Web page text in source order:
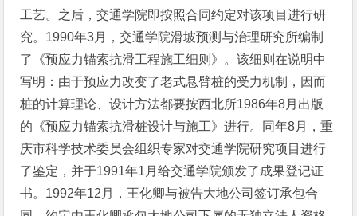
工艺。之后，交通学院即按照合同约定对该项目进行研
究。1990年3月，交通学院滑坡预测与治理研究所编制
了《预应力锚索抗滑工程施工细则》。该细则在说明中
写明：由于预应力改变了老式悬臂桩的受力机制，因而
桩的计算理论、设计方法都要按西北所1986年8月出版
的《预应力锚索抗滑桩设计与施工》进行。同年8月，重
庆市科学技术委员会组织专家对交通学院研究项目进行
了鉴定，并于1991年1月给交通学院颁发了成果登记证
书。1992年12月，王化卿与被告大地公司签订承包合